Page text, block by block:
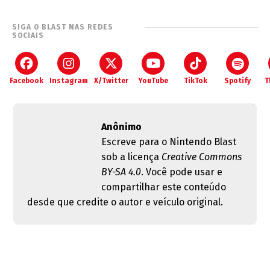
SIGA O BLAST NAS REDES
SOCIAIS
Facebook Instagram X/Twitter YouTube TikTok Spotify
Anônimo
Escreve para o Nintendo Blast
sob a licença Creative Commons
BY-SA 4.0. Você pode usar e
compartilhar este conteúdo
desde que credite o autor e veículo original.